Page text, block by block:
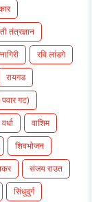
तंत्रज्ञान
रवि लांडगे
रायगड
गट)
वर्धा
वाशिम
शिवभोजन
संजय राउत
सिंधुदुर्ग